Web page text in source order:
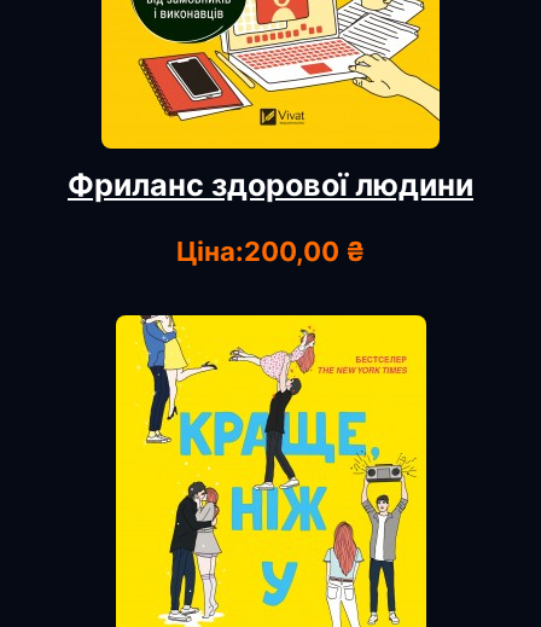
Фриланс здорової людини
Ціна:200,00 ₴